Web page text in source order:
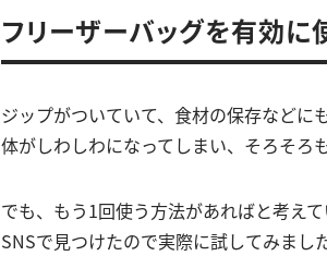
フリーザーバッグを有効に
ジップがついていて、食材の保存などに
体がしわしわになってしまい、そろそ
でも、もう1回使う方法があればと考え
SNSで見つけたので実際に試してみました